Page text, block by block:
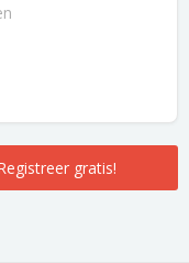
gratis!